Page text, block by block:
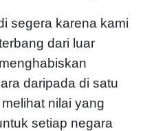
segera karena kami
dari luar
daripada di satu
nilai yang
setiap negara